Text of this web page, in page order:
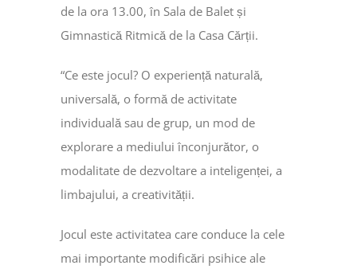
de la ora 13.00, în Sala de Balet și
Gimnastică Ritmică de la Casa Cărții.
“Ce este jocul? O experiență naturală,
universală, o formă de activitate
individuală sau de grup, un mod de
explorare a mediului înconjurător, o
modalitate de dezvoltare a inteligenței, a
limbajului, a creativității.
Jocul este activitatea care conduce la cele
mai importante modificări psihice ale